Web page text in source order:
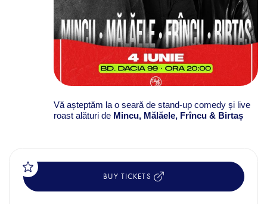
Vă așteptăm la o seară de stand-up comedy și live
roast alături de Mincu, Mălăele, Frîncu & Birtaș
BUY TICKETS